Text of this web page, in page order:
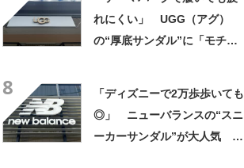
れにくい」 UGG（アグ）
の“厚底サンダル”に「モチモ
8
「ディズニーで2万歩歩いても
◎」 ニューバランスの“スニ
ーカーサンダル”が大人気